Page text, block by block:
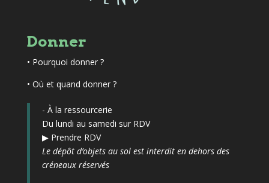
Donner
• Pourquoi donner ?
• Où et quand donner ?
- À la ressourcerie
Du lundi au samedi sur RDV
▶ Prendre RDV
Le dépôt d’objets au sol est interdit en dehors des
créneaux réservés